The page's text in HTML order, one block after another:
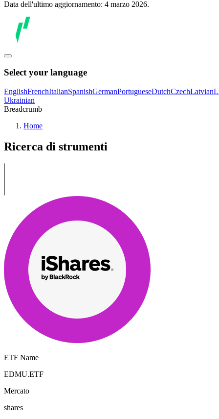
Data dell'ultimo aggiornamento: 4 marzo 2026.
Select your language
EnglishFrenchItalianSpanishGermanPortugueseDutchCzechLatvian
Ukrainian
Breadcrumb
Home
Ricerca di strumenti
ETF Name
EDMU.ETF
Mercato
shares